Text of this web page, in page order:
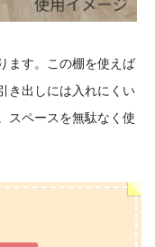
ます。この棚を使えば
き出しには入れにくい
スペースを無駄なく使